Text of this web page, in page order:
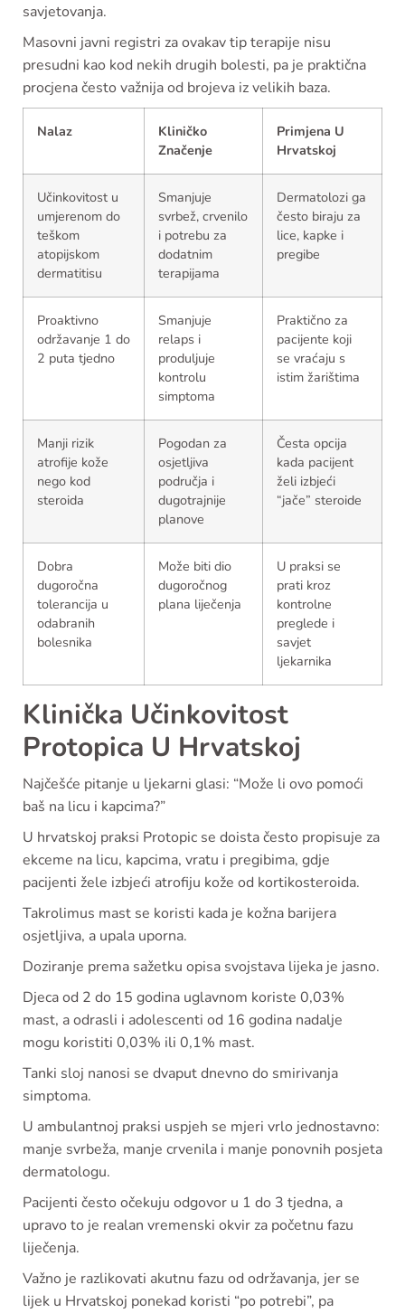
savjetovanja.
Masovni javni registri za ovakav tip terapije nisu
presudni kao kod nekih drugih bolesti, pa je praktična
procjena često važnija od brojeva iz velikih baza.
Nalaz
Kliničko
Značenje
Primjena U
Hrvatskoj
Učinkovitost u
umjerenom do
teškom
atopijskom
dermatitisu
Smanjuje
svrbež, crvenilo
i potrebu za
dodatnim
terapijama
Dermatolozi ga
često biraju za
lice, kapke i
pregibe
Proaktivno
održavanje 1 do
2 puta tjedno
Smanjuje
relaps i
produljuje
kontrolu
simptoma
Praktično za
pacijente koji
se vraćaju s
istim žarištima
Manji rizik
atrofije kože
nego kod
steroida
Pogodan za
osjetljiva
područja i
dugotrajnije
planove
Česta opcija
kada pacijent
želi izbjeći
“jače” steroide
Dobra
dugoročna
tolerancija u
odabranih
bolesnika
Može biti dio
dugoročnog
plana liječenja
U praksi se
prati kroz
kontrolne
preglede i
savjet
ljekarnika
Klinička Učinkovitost
Protopica U Hrvatskoj
Najčešće pitanje u ljekarni glasi: “Može li ovo pomoći
baš na licu i kapcima?”
U hrvatskoj praksi Protopic se doista često propisuje za
ekceme na licu, kapcima, vratu i pregibima, gdje
pacijenti žele izbjeći atrofiju kože od kortikosteroida.
Takrolimus mast se koristi kada je kožna barijera
osjetljiva, a upala uporna.
Doziranje prema sažetku opisa svojstava lijeka je jasno.
Djeca od 2 do 15 godina uglavnom koriste 0,03%
mast, a odrasli i adolescenti od 16 godina nadalje
mogu koristiti 0,03% ili 0,1% mast.
Tanki sloj nanosi se dvaput dnevno do smirivanja
simptoma.
U ambulantnoj praksi uspjeh se mjeri vrlo jednostavno:
manje svrbeža, manje crvenila i manje ponovnih posjeta
dermatologu.
Pacijenti često očekuju odgovor u 1 do 3 tjedna, a
upravo to je realan vremenski okvir za početnu fazu
liječenja.
Važno je razlikovati akutnu fazu od održavanja, jer se
lijek u Hrvatskoj ponekad koristi “po potrebi”, pa